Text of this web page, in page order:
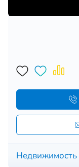
Недвижимость